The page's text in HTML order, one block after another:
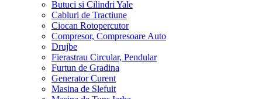
Butuci si Cilindri Yale
Cabluri de Tractiune
Ciocan Rotopercutor
Compresor, Compresoare Auto
Drujbe
Fierastrau Circular, Pendular
Furtun de Gradina
Generator Curent
Masina de Slefuit